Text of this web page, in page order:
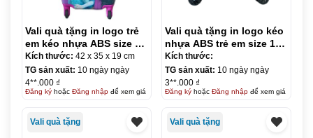
Vali quà tặng in logo trẻ
em kéo nhựa ABS size 18
KQ-VL15
Kích thước: 42 x 35 x 19 cm
TG sản xuất: 10 ngày ngày
4**.000 ₫
Đăng kýhoặc Đăng nhậpđể xem giá
Vali quà tặng in logo kéo
nhựa ABS trẻ em size 18
KQ-VL16
Kích thước:
TG sản xuất: 10 ngày ngày
3**.000 ₫
Đăng kýhoặc Đăng nhậpđể xem giá
Vali quà tặng Vali quà tặng